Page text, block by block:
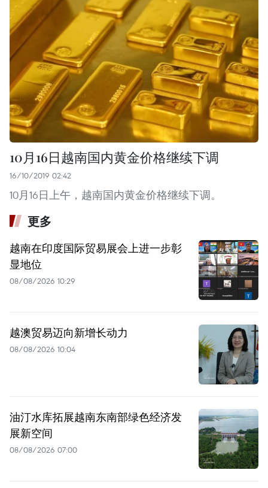
10月16日越南国内黄金价格继续下调
16/10/2019 02:42
10月16日上午，越南国内黄金价格继续下调。
更多
越南在印度国际贸易展会上进一步彰
显地位
08/08/2026 10:29
越澳贸易迈向新增长动力
08/08/2026 10:04
油汀水库拓展越南东南部绿色经济发
展新空间
08/08/2026 07:00